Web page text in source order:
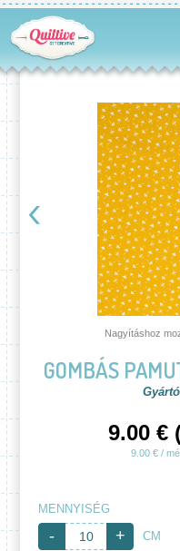
Nagyításhoz
GOMBÁS
9.00 €
9.00 € /
MENNYISÉG
+
- CM